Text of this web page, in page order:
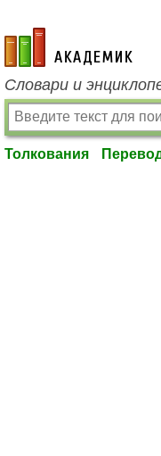
academic.ru
Словари и
Толкования